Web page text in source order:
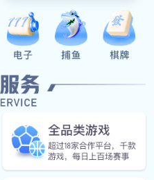
型的工艺过程接近于注塑成
合金锭加工切制成细颗粒状，将
到粒筒中，粒筒中旋转的螺杆驱
作用下，具有枝晶组织的合金料
当其累积到一定体积时，被高速